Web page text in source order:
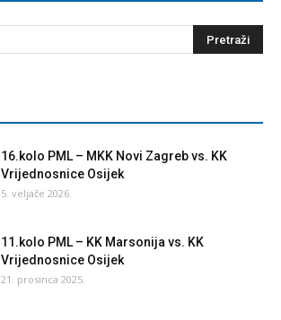
16.kolo PML – MKK Novi Zagreb vs. KK
Vrijednosnice Osijek
5. veljače 2026.
11.kolo PML – KK Marsonija vs. KK
Vrijednosnice Osijek
21. prosinca 2025.